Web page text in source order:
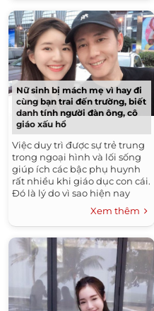
Nữ sinh bị mách mẹ vì hay đi
cùng bạn trai đến trường, biết
danh tính người đàn ông, cô
giáo xấu hổ
Việc duy trì được sự trẻ trung
trong ngoại hình và lối sống
giúp ích các bậc phụ huynh
rất nhiều khi giáo dục con cái.
Đó là lý do vì sao hiện nay
nhiều bậc cha mẹ xu hướng
"giữ gìn nét thanh...
Xem thêm